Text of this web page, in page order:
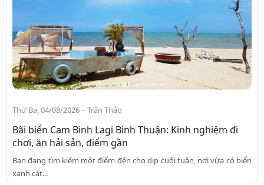
Thứ Ba, 04/08/2026 - Trần Thảo
Bãi biển Cam Bình Lagi Bình Thuận: Kinh nghiệm đi
chơi, ăn hải sản, điểm gần
Bạn đang tìm kiếm một điểm đến cho dịp cuối tuần, nơi vừa có biển
xanh cát...